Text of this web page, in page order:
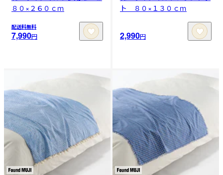
８０×２６０ｃｍ
配送料無料
7,990円
ト ８０×１３０ｃｍ
2,990円